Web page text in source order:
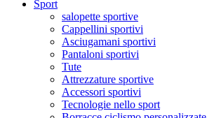
Sport
salopette sportive
Cappellini sportivi
Asciugamani sportivi
Pantaloni sportivi
Tute
Attrezzature sportive
Accessori sportivi
Tecnologie nello sport